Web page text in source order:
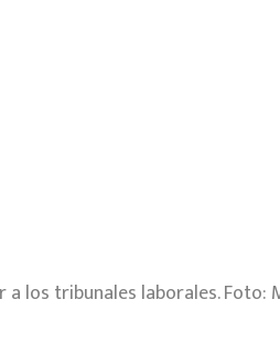
los tribunales laborales. Foto: